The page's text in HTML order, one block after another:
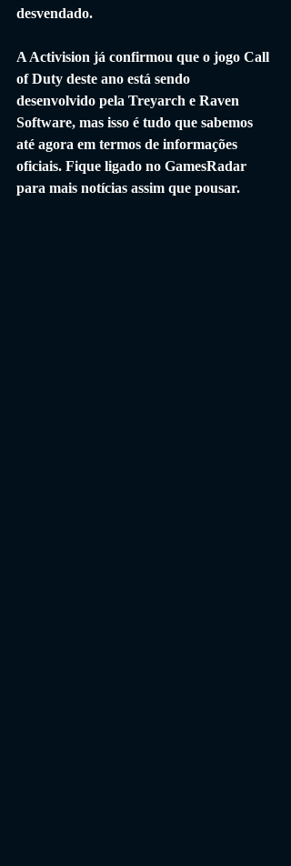
desvendado.
A Activision já confirmou que o jogo Call
of Duty deste ano está sendo
desenvolvido pela Treyarch e Raven
Software, mas isso é tudo que sabemos
até agora em termos de informações
oficiais. Fique ligado no GamesRadar
para mais notícias assim que pousar.